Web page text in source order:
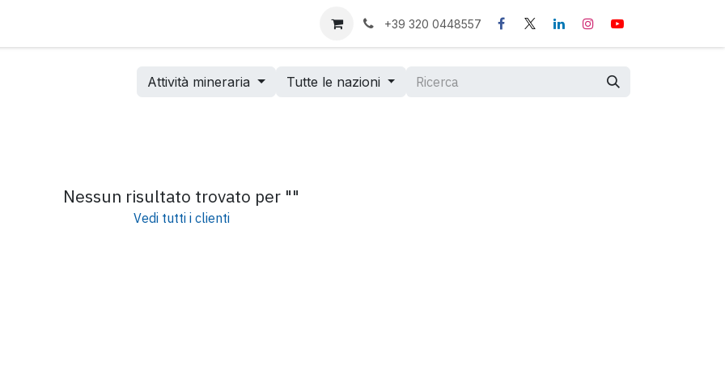
Adeguati Assetti +39 320 0448557
Attività mineraria Tutte le nazioni
Nessun risultato trovato per ""
Vedi tutti i clienti